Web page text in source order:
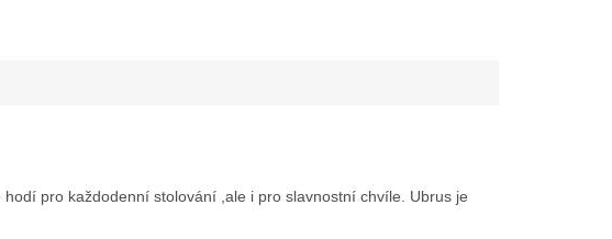
pro každodenní stolování ,ale i pro slavnostní chvíle. Ubrus je